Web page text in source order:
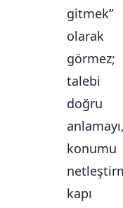
gitmek”
olarak
görmez;
talebi
doğru
konumu
kapı